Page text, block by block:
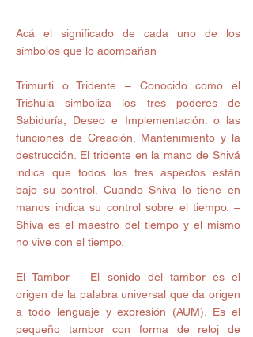
Acá el significado de cada uno de los
símbolos que lo acompañan
Trimurti o Tridente – Conocido como el
Trishula simboliza los tres poderes de
Sabiduría, Deseo e Implementación. o las
funciones de Creación, Mantenimiento y la
destrucción. El tridente en la mano de Shivá
indica que todos los tres aspectos están
bajo su control. Cuando Shiva lo tiene en
manos indica su control sobre el tiempo. –
Shiva es el maestro del tiempo y el mismo
no vive con el tiempo.
El Tambor – El sonido del tambor es el
origen de la palabra universal que da origen
a todo lenguaje y expresión (AUM). Es el
pequeño tambor con forma de reloj de